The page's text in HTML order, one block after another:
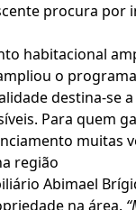
procura
habitacional
o
destina-
Para quem
muitas
região
Abimael
na área.